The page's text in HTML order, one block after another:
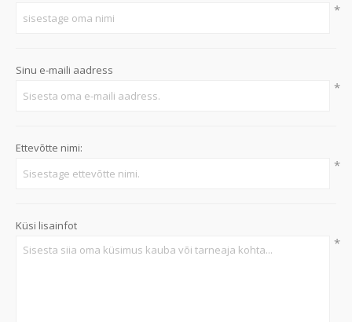
*
Sinu e-maili aadress
*
Ettevõtte nimi:
*
Küsi lisainfot
*